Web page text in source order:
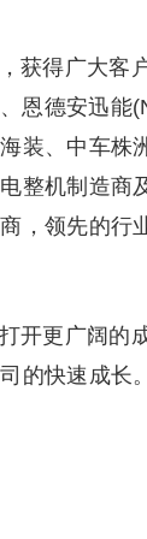
获得广大客
恩德安迅
装、中车株
整机制造商
，领先的行
开更广阔的
的快速成长